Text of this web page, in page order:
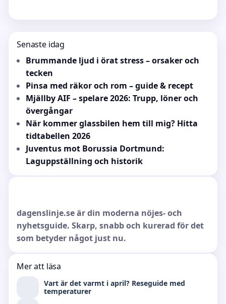
Senaste idag
Brummande ljud i örat stress – orsaker och
tecken
Pinsa med räkor och rom – guide & recept
Mjällby AIF – spelare 2026: Trupp, löner och
övergångar
När kommer glassbilen hem till mig? Hitta
tidtabellen 2026
Juventus mot Borussia Dortmund:
Laguppställning och historik
dagenslinje.se är din moderna nöjes- och
nyhetsguide. Skarp, snabb och kurerad för det
som betyder något just nu.
Mer att läsa
Vart är det varmt i april? Reseguide med
temperaturer